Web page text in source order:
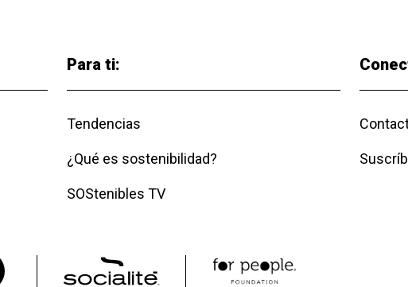
Para ti:
Tendencias
¿Qué es sostenibilidad?
SOStenibles TV